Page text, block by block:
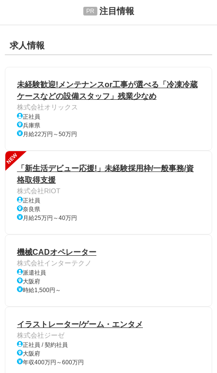
注目情報
求人情報
未経験歓迎!メンテナンスor工事が選べる「冷凍冷蔵
ケースなどの設備スタッフ」残業少なめ
株式会社オリックス
正社員
兵庫県
月給22万円～50万円
NEW
「新生活デビュー応援!」未経験採用枠/一般事務/資
格取得支援
株式会社RIOT
正社員
奈良県
月給25万円～40万円
機械CADオペレーター
株式会社インターテクノ
派遣社員
大阪府
時給1,500円～
イラストレーター/ゲーム・エンタメ
株式会社ジーゼ
正社員 / 契約社員
大阪府
年収400万円～600万円